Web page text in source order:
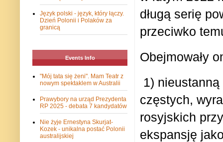
długą serię
przeciwko
Obejmowały
1)
częstych,
rosyjskich
ekspansję
Język polski - język, który łączy.
Dzień Polonii i Polaków za
granicą
Events Info
"Mój tata się żeni". Mam Teatr z
nowym spektaklem w Australii
Prawybory na urząd Prezydenta
RP 2025 - debata 7 kandydatów
Nie żyje Ernestyna Skurjat-
Kozek - unikalna postać Polonii
australijskiej